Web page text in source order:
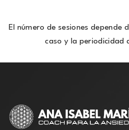
El número de sesiones depende
caso y la periodicidad